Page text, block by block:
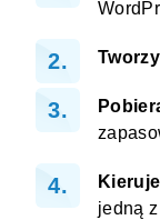
jedną